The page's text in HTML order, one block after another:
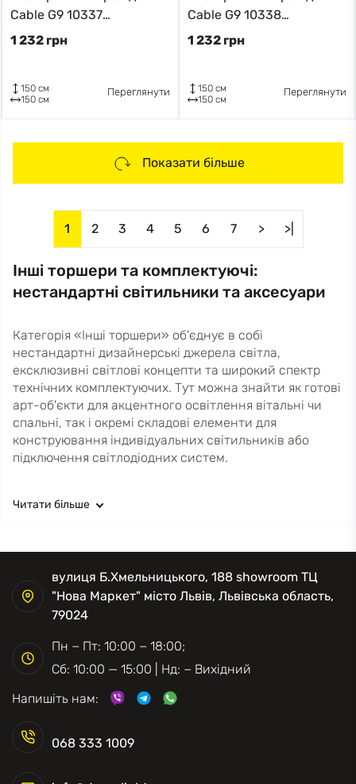
Cable G9 10337
Nowodvorski
1 232 грн
150 см
150 см
Переглянути
Cable G9 10338
Nowodvorski
1 232 грн
150 см
150 см
Переглянути
Показати більше
1 2 3 4 5 6 7 > >|
Інші торшери та комплектуючі:
нестандартні світильники та аксесуари
Категорія «Інші торшери» об'єднує в собі
нестандартні дизайнерські джерела світла,
ексклюзивні світлові концепти та широкий спектр
технічних комплектуючих. Тут можна знайти як готові
арт-об'єкти для акцентного освітлення вітальні чи
спальні, так і окремі складові елементи для
конструювання індивідуальних світильників або
підключення світлодіодних систем.
Читати більше
068 333 1009
вулиця Б.Хмельницького, 188 showroom ТЦ
"Нова Маркет" місто Львів, Львівська область,
79024
Пн − Пт: 10:00 − 18:00;
Сб: 10:00 — 15:00 | Нд: − Вихідний
Напишіть нам: